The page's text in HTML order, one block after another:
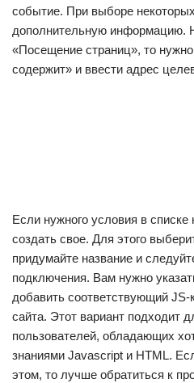
событие. При выборе
дополнительную информацию.
«Посещение страниц», то
содержит» и ввести адрес
Если нужного условия в
создать свое. Для этого
придумайте название и
подключения. Вам нужно
добавить соответствующий
сайта. Этот вариант подходит
пользователей, обладающих
знаниями Javascript и HTML.
этом, то лучше обратиться к